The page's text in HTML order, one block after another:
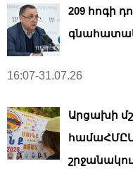
209 հոգի
16:07-31.07.26
Արցախի